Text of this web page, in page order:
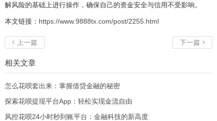
解风险的基础上进行操作，确保自己的资金安全与信用不受影响。
本文链接： https://www.9888tx.com/post/2255.html
 上一篇 下一篇 
相关文章
怎么花呗套出来：掌握借贷金融的秘密
探索花呗提现平台App：轻松实现金流自由
风控花呗24小时秒到账平台：金融科技的新高度